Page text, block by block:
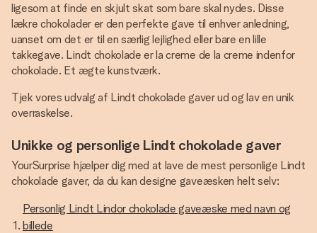
ligesom at finde en skjult skat som bare skal nydes. Disse
lækre chokolader er den perfekte gave til enhver anledning,
uanset om det er til en særlig lejlighed eller bare en lille
takkegave. Lindt chokolade er la creme de la creme indenfor
chokolade. Et ægte kunstværk.
Tjek vores udvalg af Lindt chokolade gaver ud og lav en unik
overraskelse.
Unikke og personlige Lindt chokolade gaver
YourSurprise hjælper dig med at lave de mest personlige Lindt
chokolade gaver, da du kan designe gaveæsken helt selv:
Personlig Lindt Lindor chokolade gaveæske med navn og
billede